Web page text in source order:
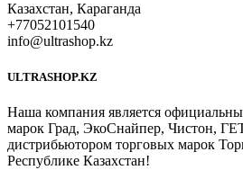
Казахстан, Караганда
+77052101540
info@ultrashop.kz
ULTRASHOP.KZ
Наша компания является
марок Град, ЭкоСнайпер, Чистон,
дистрибьютором торговых марок
Республике Казахстан!